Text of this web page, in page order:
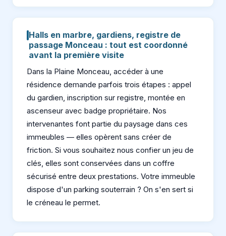
Halls en marbre, gardiens, registre de
passage Monceau : tout est coordonné
avant la première visite
Dans la Plaine Monceau, accéder à une
résidence demande parfois trois étapes : appel
du gardien, inscription sur registre, montée en
ascenseur avec badge propriétaire. Nos
intervenantes font partie du paysage dans ces
immeubles — elles opèrent sans créer de
friction. Si vous souhaitez nous confier un jeu de
clés, elles sont conservées dans un coffre
sécurisé entre deux prestations. Votre immeuble
dispose d'un parking souterrain ? On s'en sert si
le créneau le permet.